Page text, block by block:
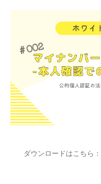
ダウンロードはこちら：